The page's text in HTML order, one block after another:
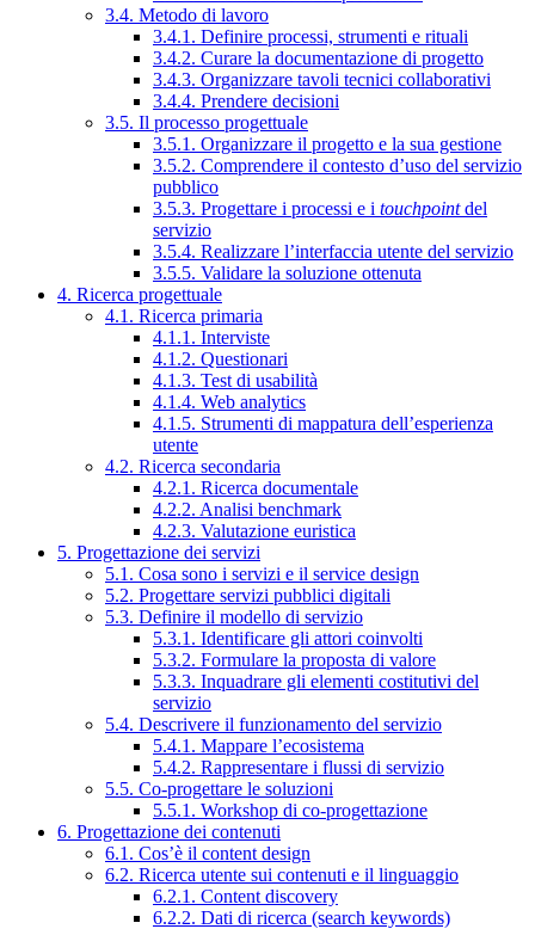
3.4. Metodo di lavoro
3.4.1. Definire processi, strumenti e rituali
3.4.2. Curare la documentazione di progetto
3.4.3. Organizzare tavoli tecnici collaborativi
3.4.4. Prendere decisioni
3.5. Il processo progettuale
3.5.1. Organizzare il progetto e la sua gestione
3.5.2. Comprendere il contesto d’uso del servizio
pubblico
3.5.3. Progettare i processi e i touchpointdel
servizio
3.5.4. Realizzare l’interfaccia utente del servizio
3.5.5. Validare la soluzione ottenuta
4. Ricerca progettuale
4.1. Ricerca primaria
4.1.1. Interviste
4.1.2. Questionari
4.1.3. Test di usabilità
4.1.4. Web analytics
4.1.5. Strumenti di mappatura dell’esperienza
utente
4.2. Ricerca secondaria
4.2.1. Ricerca documentale
4.2.2. Analisi benchmark
4.2.3. Valutazione euristica
5. Progettazione dei servizi
5.1. Cosa sono i servizi e il service design
5.2. Progettare servizi pubblici digitali
5.3. Definire il modello di servizio
5.3.1. Identificare gli attori coinvolti
5.3.2. Formulare la proposta di valore
5.3.3. Inquadrare gli elementi costitutivi del
servizio
5.4. Descrivere il funzionamento del servizio
5.4.1. Mappare l’ecosistema
5.4.2. Rappresentare i flussi di servizio
5.5. Co-progettare le soluzioni
5.5.1. Workshop di co-progettazione
6. Progettazione dei contenuti
6.1. Cos’è il content design
6.2. Ricerca utente sui contenuti e il linguaggio
6.2.1. Content discovery
6.2.2. Dati di ricerca (search keywords)